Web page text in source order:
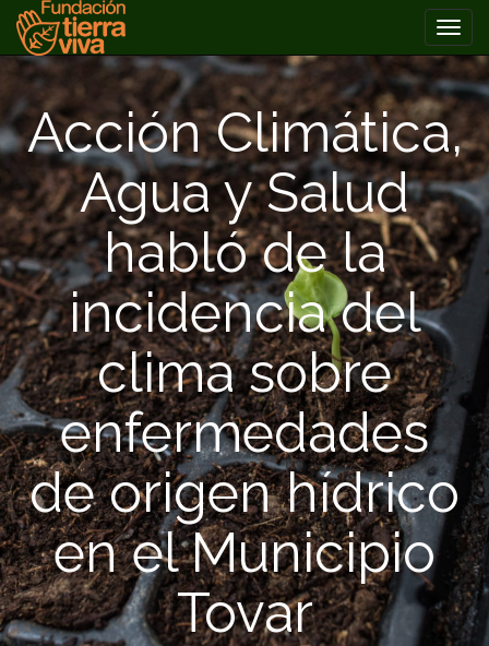
PRIMARY
MENU
Skip
to
content
Acción Climática,
Agua y Salud
habló de la
incidencia del
clima sobre
enfermedades
de origen hídrico
en el Municipio
Tovar